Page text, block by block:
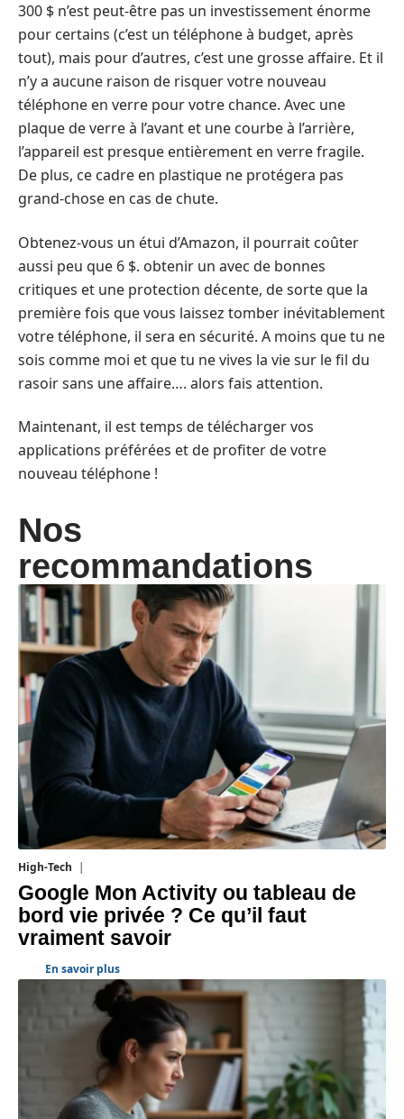
300 $ n’est peut-être pas un investissement énorme
pour certains (c’est un téléphone à budget, après
tout), mais pour d’autres, c’est une grosse affaire. Et il
n’y a aucune raison de risquer votre nouveau
téléphone en verre pour votre chance. Avec une
plaque de verre à l’avant et une courbe à l’arrière,
l’appareil est presque entièrement en verre fragile.
De plus, ce cadre en plastique ne protégera pas
grand-chose en cas de chute.
Obtenez-vous un étui d’Amazon, il pourrait coûter
aussi peu que 6 $. obtenir un avec de bonnes
critiques et une protection décente, de sorte que la
première fois que vous laissez tomber inévitablement
votre téléphone, il sera en sécurité. A moins que tu ne
sois comme moi et que tu ne vives la vie sur le fil du
rasoir sans une affaire…. alors fais attention.
Maintenant, il est temps de télécharger vos
applications préférées et de profiter de votre
nouveau téléphone !
Nos
recommandations
High-Tech
Google Mon Activity ou tableau de
bord vie privée ? Ce qu’il faut
vraiment savoir
En savoir plus